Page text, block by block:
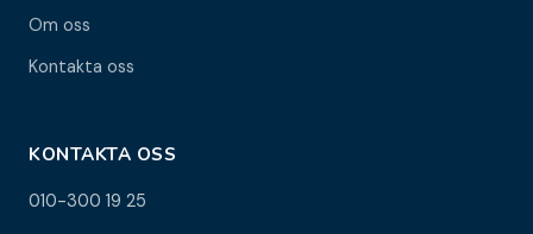
Om oss
Kontakta oss
KONTAKTA OSS
010-300 19 25